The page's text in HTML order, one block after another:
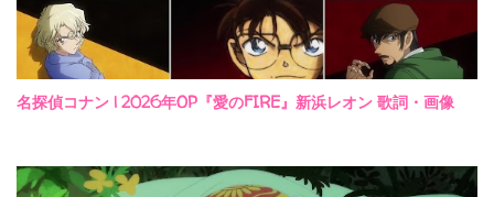
名探偵コナン | 2026年OP『愛のFIRE』新浜レオン 歌詞・画像